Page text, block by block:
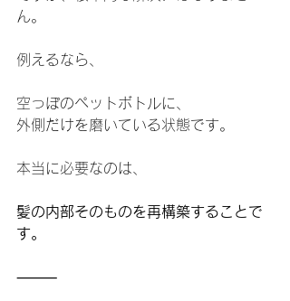
ん。
例えるなら、
空っぽのペットボトルに、
外側だけを磨いている状態です。
本当に必要なのは、
髪の内部そのものを再構築することで
す。
⸻